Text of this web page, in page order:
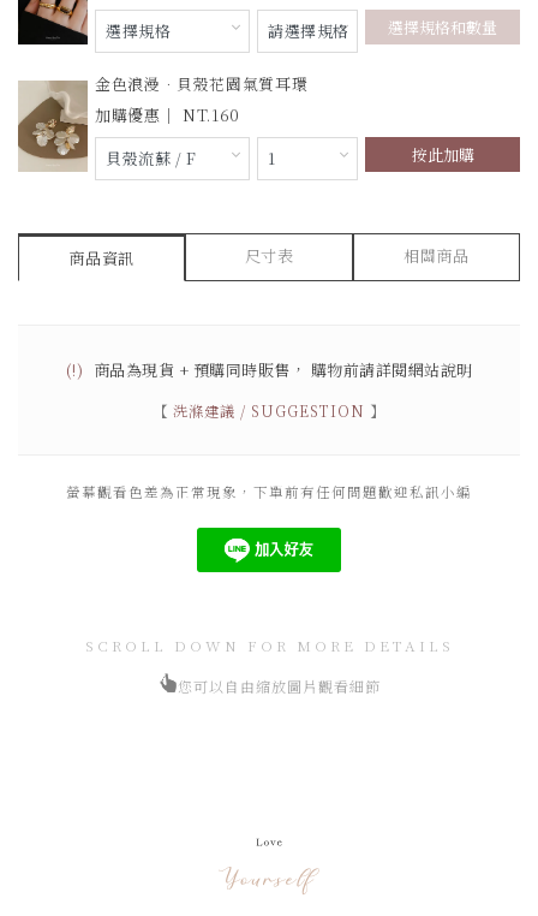
選擇規格和數量
金色浪漫．貝殼花園氣質耳環
160
按此加購
商品資訊 尺寸表 相關商品
(!) 商品為現貨 + 預購同時販售， 購物前請詳閱網站說明
【 洗滌建議 / SUGGESTION 】
螢幕觀看色差為正常現象，下單前有任何問題歡迎私訊小編
SCROLL DOWN FOR MORE DETAILS
您可以自由縮放圖片觀看細節